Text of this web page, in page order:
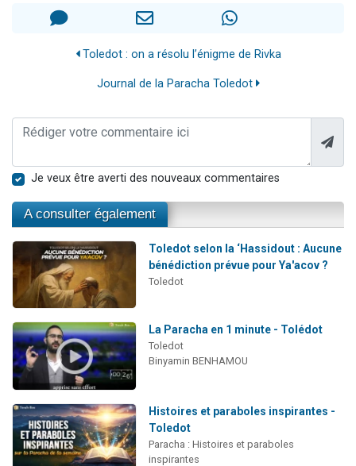
Toledot : on a résolu l’énigme de Rivka
Journal de la Paracha Toledot
Je veux être averti des nouveaux commentaires
A consulter également
Toledot selon la ‘Hassidout : Aucune
bénédiction prévue pour Ya'acov ?
Toledot
La Paracha en 1 minute - Tolédot
Toledot
Binyamin BENHAMOU
Histoires et paraboles inspirantes -
Toledot
Paracha : Histoires et paraboles
inspirantes